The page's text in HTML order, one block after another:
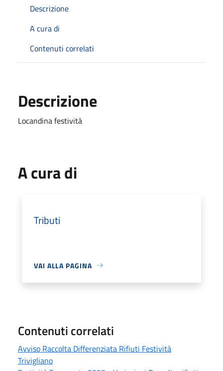
Descrizione
A cura di
Contenuti correlati
Descrizione
Locandina festività
A cura di
Tributi
VAI ALLA PAGINA
Contenuti correlati
Avviso Raccolta Differenziata Rifiuti Festività
Trivigliano